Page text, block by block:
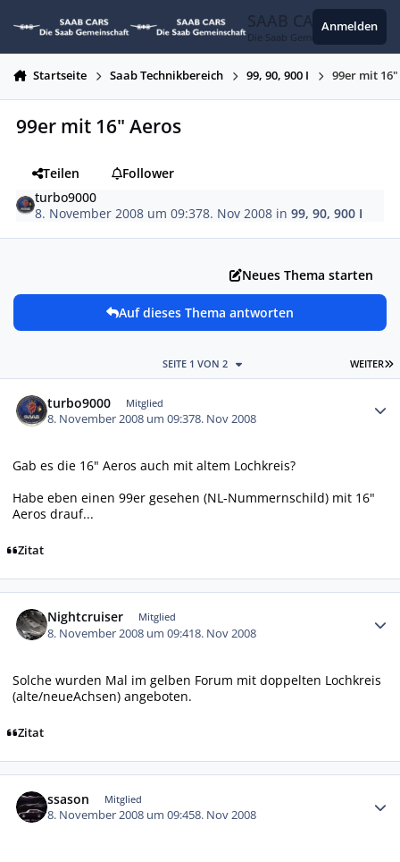
SAAB CARS
Die Saab Gemeinschaft
Anmelden
Startseite Saab Technikbereich 99, 90, 900 I 99er mit
99er mit 16" Aeros
Teilen
Follower
turbo9000
8. November 2008 um 09:378. Nov 2008 in99, 90, 900 I
Neues Thema starten
Auf dieses Thema antworten
WEITER
SEITE 1 VON 2
turbo9000 Mitglied
8. November 2008 um 09:378. Nov 2008
Gab es die 16" Aeros auch mit altem Lochkreis?
Habe eben einen 99er gesehen (NL-Nummernschild) mit 16"
Aeros drauf...
Zitat
Nightcruiser Mitglied
8. November 2008 um 09:418. Nov 2008
Solche wurden Mal im gelben Forum mit doppelten Lochkreis
(alte/neueAchsen) angeboten.
Zitat
ssason Mitglied
8. November 2008 um 09:458. Nov 2008